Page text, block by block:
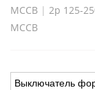
MCCB | 2p 125-
MCCB
Выключатель